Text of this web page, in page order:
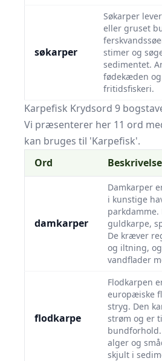
søkarper
Søkarper
eller gruset
stimer og
sedimentet.
fødekæden
fritidsfiskeri.
Karpefisk Krydsord 9
Vi præsenterer her 11 ord
kan bruges til 'Karpefisk'.
Ord
Beskrivelse
damkarper
Damkarper
i kunstige
guldkarpe,
De kræver
og iltning,
vandflader
flodkarpe
Flodkarpen
europæiske
stryg. Den
strøm og er
alger og
skjult i